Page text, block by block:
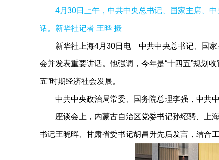
4月30日上午，中共中央总书记、国家主席、
话。新华社记者 王晔 摄
新华社上海4月30日电 中共中央总书记、国家
会并发表重要讲话。他强调，今年是“十四五”规划
五”时期经济社会发展。
中共中央政治局常委、国务院总理李强，中共
座谈会上，内蒙古自治区党委书记孙绍骋、上
书记王晓晖、甘肃省委书记胡昌升先后发言，结合